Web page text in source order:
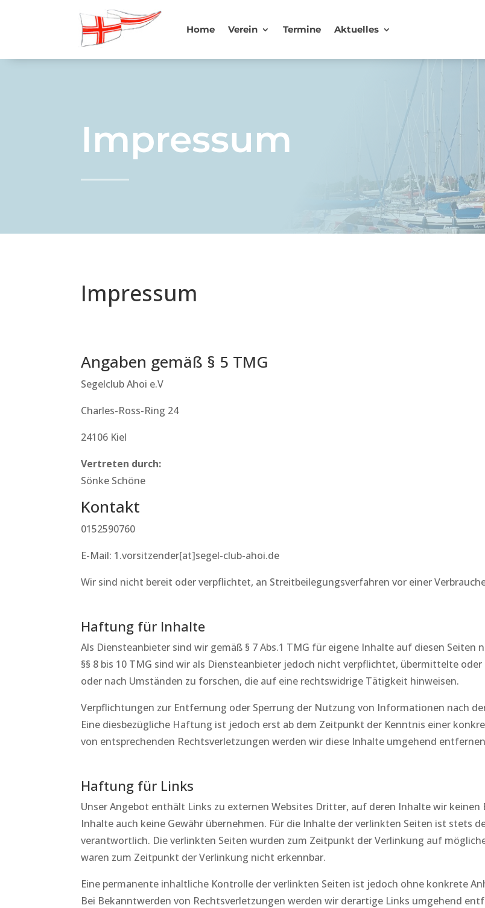
Home Verein Termine Aktuelles
Impressum
Impressum
Angaben gemäß § 5 TMG
Segelclub Ahoi e.V
Charles-Ross-Ring 24
24106 Kiel
Vertreten durch:
Sönke Schöne
Kontakt
0152590760
E-Mail: 1.vorsitzender[at]segel-club-ahoi.de
Wir sind nicht bereit oder verpflichtet, an Streitbeilegungsverfahren vor einer
Haftung für Inhalte
Als Diensteanbieter sind wir gemäß § 7 Abs.1 TMG für eigene Inhalte auf diesen
§§ 8 bis 10 TMG sind wir als Diensteanbieter jedoch nicht verpflichtet, übermittelte
oder nach Umständen zu forschen, die auf eine rechtswidrige Tätigkeit hinweisen.
Verpflichtungen zur Entfernung oder Sperrung der Nutzung von Informationen nach
Eine diesbezügliche Haftung ist jedoch erst ab dem Zeitpunkt der Kenntnis einer
von entsprechenden Rechtsverletzungen werden wir diese Inhalte umgehend
Haftung für Links
Unser Angebot enthält Links zu externen Websites Dritter, auf deren Inhalte wir
Inhalte auch keine Gewähr übernehmen. Für die Inhalte der verlinkten Seiten ist stets
verantwortlich. Die verlinkten Seiten wurden zum Zeitpunkt der Verlinkung auf
waren zum Zeitpunkt der Verlinkung nicht erkennbar.
Eine permanente inhaltliche Kontrolle der verlinkten Seiten ist jedoch ohne konkrete
Bei Bekanntwerden von Rechtsverletzungen werden wir derartige Links umgehend